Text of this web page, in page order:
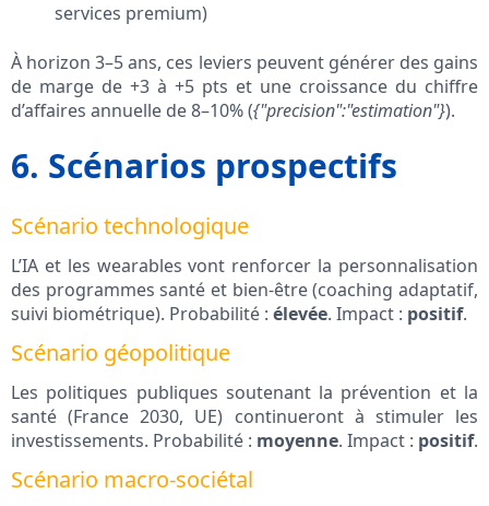
services premium)
À horizon 3–5 ans, ces leviers peuvent générer des gains
de marge de +3 à +5 pts et une croissance du chiffre
d’affaires annuelle de 8–10% ({"precision":"estimation"}).
6. Scénarios prospectifs
Scénario technologique
L’IA et les wearables vont renforcer la personnalisation
des programmes santé et bien-être (coaching adaptatif,
suivi biométrique). Probabilité : élevée. Impact : positif.
Scénario géopolitique
Les politiques publiques soutenant la prévention et la
santé (France 2030, UE) continueront à stimuler les
investissements. Probabilité : moyenne. Impact : positif.
Scénario macro-sociétal